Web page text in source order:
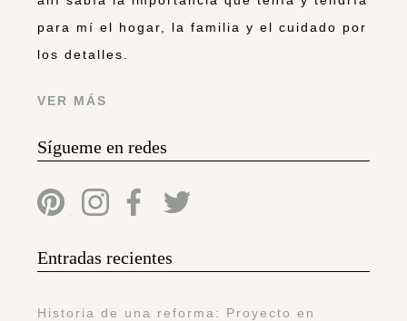
para mí el hogar, la familia y el cuidado por
los detalles.
VER MÁS
Sígueme en redes
Entradas recientes
Historia de una reforma: Proyecto en